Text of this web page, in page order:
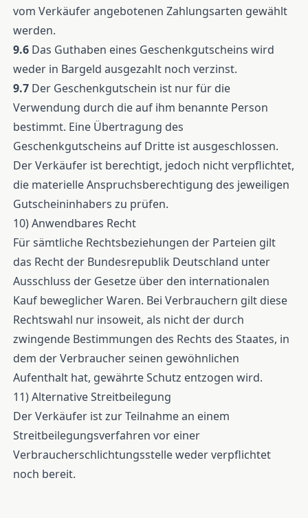
vom Verkäufer angebotenen Zahlungsarten gewählt
werden.
9.6 Das Guthaben eines Geschenkgutscheins wird
weder in Bargeld ausgezahlt noch verzinst.
9.7 Der Geschenkgutschein ist nur für die
Verwendung durch die auf ihm benannte Person
bestimmt. Eine Übertragung des
Geschenkgutscheins auf Dritte ist ausgeschlossen.
Der Verkäufer ist berechtigt, jedoch nicht verpflichtet,
die materielle Anspruchsberechtigung des jeweiligen
Gutscheininhabers zu prüfen.
10) Anwendbares Recht
Für sämtliche Rechtsbeziehungen der Parteien gilt
das Recht der Bundesrepublik Deutschland unter
Ausschluss der Gesetze über den internationalen
Kauf beweglicher Waren. Bei Verbrauchern gilt diese
Rechtswahl nur insoweit, als nicht der durch
zwingende Bestimmungen des Rechts des Staates, in
dem der Verbraucher seinen gewöhnlichen
Aufenthalt hat, gewährte Schutz entzogen wird.
11) Alternative Streitbeilegung
Der Verkäufer ist zur Teilnahme an einem
Streitbeilegungsverfahren vor einer
Verbraucherschlichtungsstelle weder verpflichtet
noch bereit.